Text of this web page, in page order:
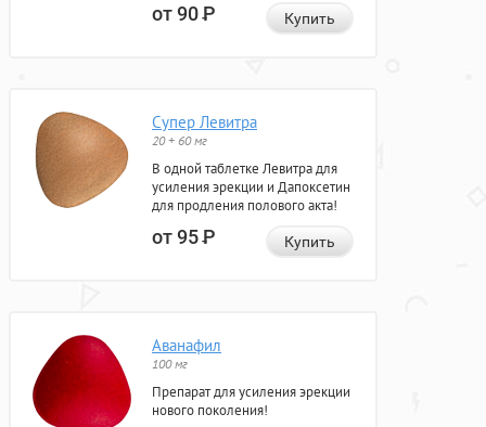
от 90Р Купить
Супер Левитра
20 + 60 мг
В одной таблетке Левитра для
усиления эрекции и Дапоксетин
для продления полового акта!
от 95Р Купить
Аванафил
100 мг
Препарат для усиления эрекции
нового поколения!